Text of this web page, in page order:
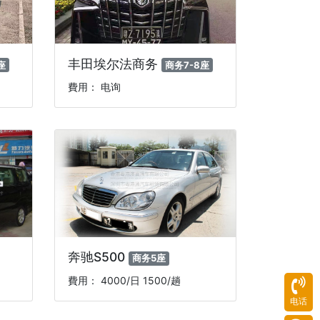
丰田埃尔法商务 商务7-8座
費用： 电询
奔驰S500 商务5座
費用： 4000/日 1500/趟
电话